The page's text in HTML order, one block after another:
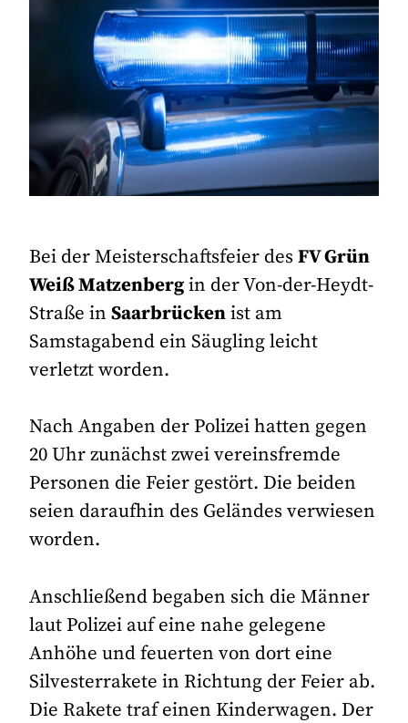
Bei der Meisterschaftsfeier desFV Grün
Weiß Matzenbergin der Von-der-Heydt-
Straße inSaarbrückenist am
Samstagabend ein Säugling leicht
verletzt worden.
Nach Angaben der Polizei hatten gegen
20 Uhr zunächst zwei vereinsfremde
Personen die Feier gestört. Die beiden
seien daraufhin des Geländes verwiesen
worden.
Anschließend begaben sich die Männer
laut Polizei auf eine nahe gelegene
Anhöhe und feuerten von dort eine
Silvesterrakete in Richtung der Feier ab.
Die Rakete traf einen Kinderwagen. Der